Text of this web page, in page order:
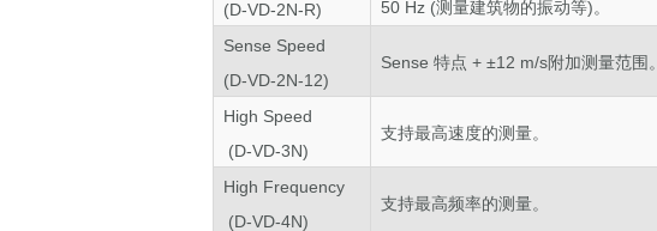
(D-VD-2N-R)
50 Hz (测量建筑物的振动等)。
Sense Speed
(D-VD-2N-12)
Sense 特点 + ±12 m/s附加测量范围。
High Speed
(D-VD-3N)
支持最高速度的测量。
High Frequency
(D-VD-4N)
支持最高频率的测量。